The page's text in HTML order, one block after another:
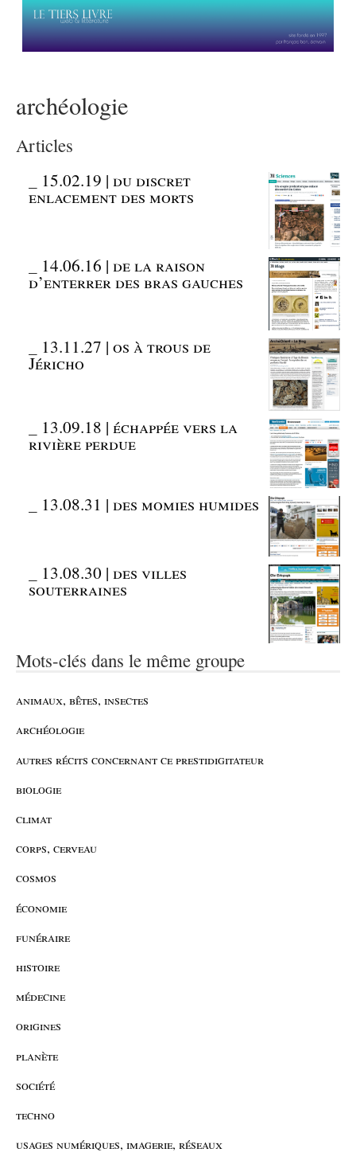
archéologie
Articles
15.02.19 | du discret
enlacement des morts
14.06.16 | de la raison
d’enterrer des bras gauches
13.11.27 | os à trous de
Jéricho
13.09.18 | échappée vers la
rivière perdue
13.08.31 | des momies humides
13.08.30 | des villes
souterraines
Mots-clés dans le même groupe
animaux, bêtes, insectes
archéologie
autres récits concernant ce prestidigitateur
biologie
climat
corps, cerveau
cosmos
économie
funéraire
histoire
médecine
origines
planète
société
techno
usages numériques, imagerie, réseaux